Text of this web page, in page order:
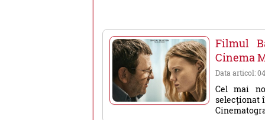
evenimente
din
Suceava
Filmul
Cinema
Data articol:
Cel mai
selecționat